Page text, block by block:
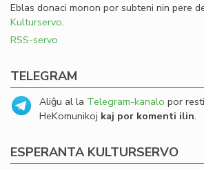
Eblas donaci monon por subteni nin pere
Kulturservo.
RSS-servo
TELEGRAM
Aliĝu al la Telegram-kanalo por
HeKomunikoj kaj por komenti ilin.
ESPERANTA KULTURSERVO